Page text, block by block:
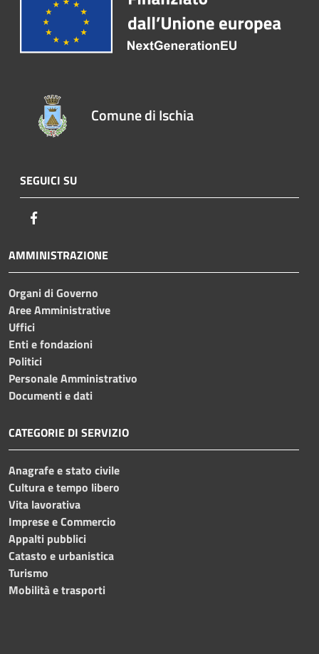
Comune di Ischia
SEGUICI SU
AMMINISTRAZIONE
Organi di Governo
Aree Amministrative
Uffici
Enti e fondazioni
Politici
Personale Amministrativo
Documenti e dati
CATEGORIE DI SERVIZIO
Anagrafe e stato civile
Cultura e tempo libero
Vita lavorativa
Imprese e Commercio
Appalti pubblici
Catasto e urbanistica
Turismo
Mobilità e trasporti